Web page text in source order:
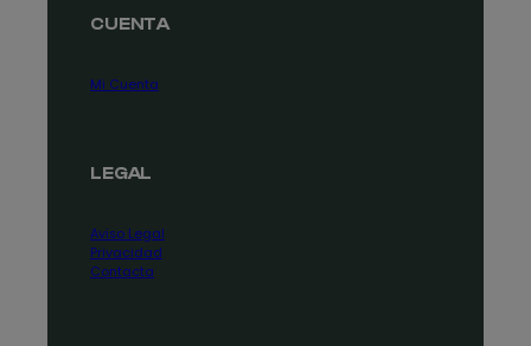
CUENTA
Mi Cuenta
LEGAL
Aviso Legal
Privacidad
Contacta